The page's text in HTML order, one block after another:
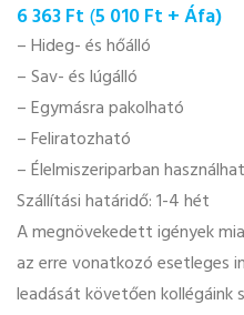
6 363Ft (5 010Ft + Áfa)
– Hideg- és hőálló
– Sav- és lúgálló
– Egymásra pakolható
– Feliratozható
– Élelmiszeriparban
Szállítási határidő: 1-4 hét
A megnövekedett igények
az erre vonatkozó esetleges
leadását követően